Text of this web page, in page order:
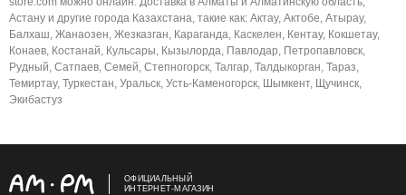
Астану и другие города Казахстана, такие как: Актау, Актобе, Атырау,
Балхаш, Жанаозен, Жезказган, Караганда, Каскелен, Кентау, Кокшетау,
Конаев, Костанай, Кульсары, Кызылорда, Павлодар, Петропавловск,
Рудный, Сатпаев, Семей, Степногорск, Талгар, Талдыкорган, Тараз,
Темиртау, Туркестан, Уральск, Усть-Каменогорск, Шымкент, Щучинск,
Экибастуз
ОФИЦИАЛЬНЫЙ
ИНТЕРНЕТ-МАГАЗИН